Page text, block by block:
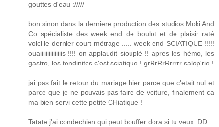
gouttes d'eau ://///
bon sinon dans la derniere production des studios Moki And
Co spécialiste des week end de boulot et de plaisir raté
voici le dernier court métrage ..... week end SCIATIQUE !!!!!
ouaiiiiiiiiiiiiiiis !!!! on applaudit siouplé !! apres les hémo, les
gastro, les tendinites c'est sciatique ! grRrRrRrrrrr salop'rie !
jai pas fait le retour du mariage hier parce que c'etait nul et
parce que je ne pouvais pas faire de voiture, finalement ca
ma bien servi cette petite CHiatique !
Tatate j'ai condechien qui peut bouffer dora si tu veux :DD